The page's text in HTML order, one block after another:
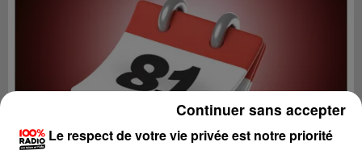
Le respect de votre vie privée est notre priorité
Continuer sans accepter